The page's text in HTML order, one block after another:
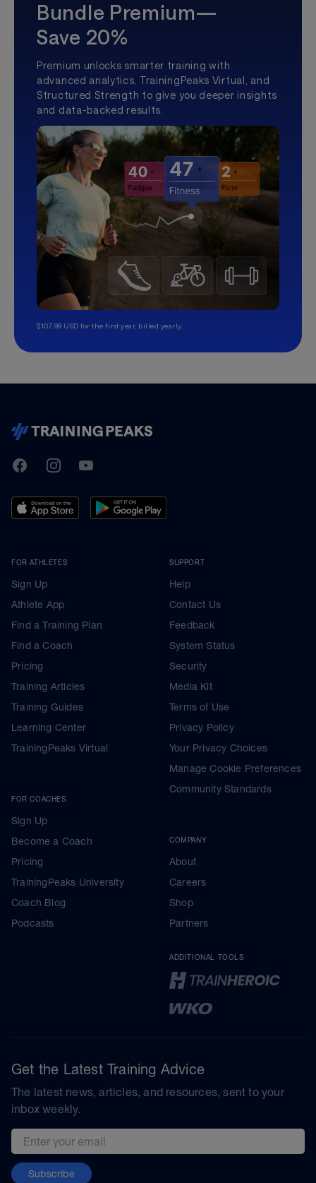
Bundle Premium—
Save 20%
Premium unlocks smarter training with
advanced analytics, TrainingPeaks Virtual, and
Structured Strength to give you deeper insights
and data-backed results.
$107.99 USD for the first year, billed yearly.
TrainingPeaks
FacebookInstagramYoutube
FOR ATHLETES
Sign Up
Athlete App
Find a Training Plan
Find a Coach
Pricing
Training Articles
Training Guides
Learning Center
TrainingPeaks Virtual
FOR COACHES
Sign Up
Become a Coach
Pricing
TrainingPeaks University
Coach Blog
Podcasts
SUPPORT
Help
Contact Us
Feedback
System Status
Security
Media Kit
Terms of Use
Privacy Policy
Your Privacy Choices
Manage Cookie Preferences
Community Standards
COMPANY
About
Careers
Shop
Partners
ADDITIONAL TOOLS
Get the Latest Training Advice
The latest news, articles, and resources, sent to your
inbox weekly.
Email address
Subscribe